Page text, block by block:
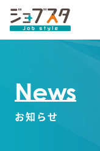
News
お知らせ